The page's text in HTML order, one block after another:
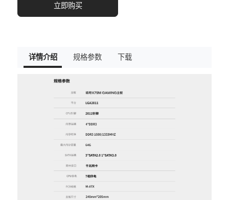
立即购买
详情介绍 规格参数 下载